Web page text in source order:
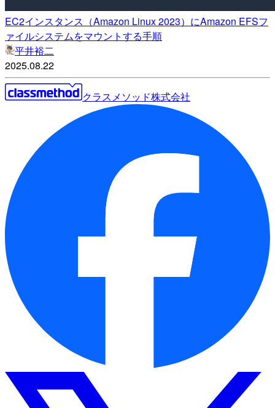
EC2インスタンス（Amazon Linux 2023）にAmazon EFSフ
ァイルシステムをマウントする手順
平井裕二
2025.08.22
クラスメソッド株式会社